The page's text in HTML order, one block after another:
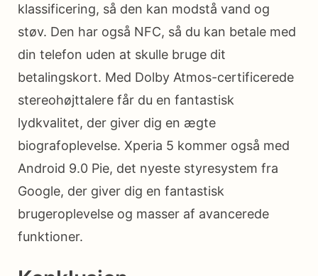
klassificering, så den kan modstå vand og
støv. Den har også NFC, så du kan betale med
din telefon uden at skulle bruge dit
betalingskort. Med Dolby Atmos-certificerede
stereohøjttalere får du en fantastisk
lydkvalitet, der giver dig en ægte
biografoplevelse. Xperia 5 kommer også med
Android 9.0 Pie, det nyeste styresystem fra
Google, der giver dig en fantastisk
brugeroplevelse og masser af avancerede
funktioner.